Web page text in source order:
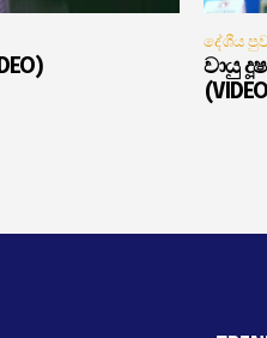
දේශීය
වායු